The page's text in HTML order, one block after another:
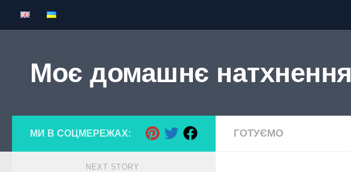
Skip to content
Моє домашнє натхнення
ГОТУЄМО
МИ В СОЦМЕРЕЖАХ:
NEXT STORY